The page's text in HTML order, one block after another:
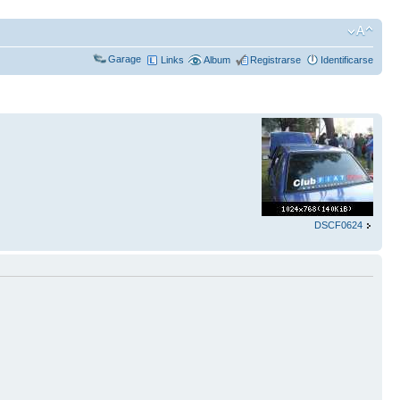
Garage Links Album Registrarse Identificarse
DSCF0624